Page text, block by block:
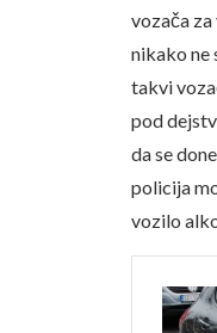
vozača
nikako ne
takvi
pod
da se
policija
vozilo